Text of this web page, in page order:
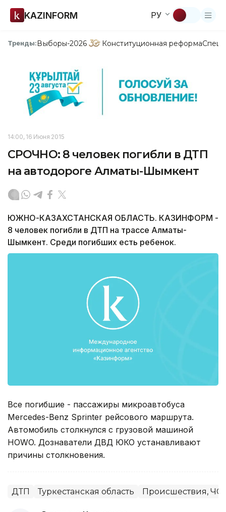
KAZINFORM РУ
Тренды:Выборы-2026 Конституционная реформа
14:00, 16 Июня 2015
СРОЧНО: 8 человек погибли в ДТП
на автодороге Алматы-Шымкент
ЮЖНО-КАЗАХСТАНСКАЯ ОБЛАСТЬ. КАЗИНФОРМ -
8 человек погибли в ДТП на трассе Алматы-
Шымкент. Среди погибших есть ребенок.
Все погибшие - пассажиры микроавтобуса
Mercedes-Benz Sprinter рейсового маршрута.
Автомобиль столкнулся с грузовой машиной
HOWO. Дознаватели ДВД ЮКО устанавливают
причины столкновения.
ДТП Туркестанская область Происшествия, ЧС